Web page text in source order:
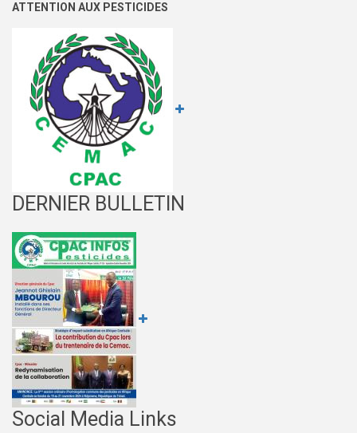
ATTENTION AUX PESTICIDES
DERNIER BULLETIN
Social Media Links